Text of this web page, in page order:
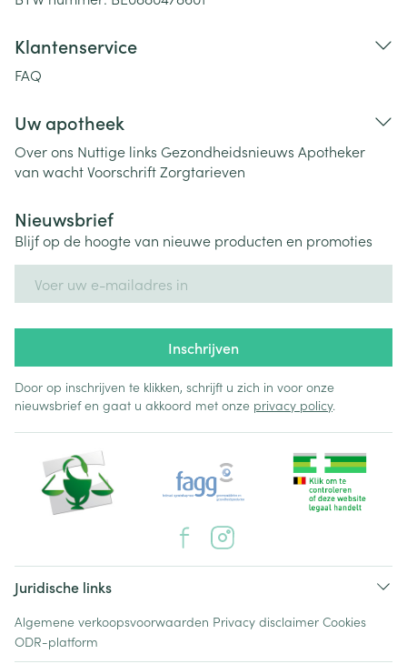
Klantenservice
FAQ
Uw apotheek
Over ons Nuttige links Gezondheidsnieuws Apotheker
van wachtVoorschriftZorgtarieven
Nieuwsbrief
Blijf op de hoogte van nieuwe producten en promoties
Inschrijven
Door op inschrijven te klikken, schrijft u zich in voor onze
nieuwsbrief en gaat u akkoord met onze privacy policy.
Juridische links
Algemene verkoopsvoorwaarden Privacy disclaimer Cookies
ODR-platform